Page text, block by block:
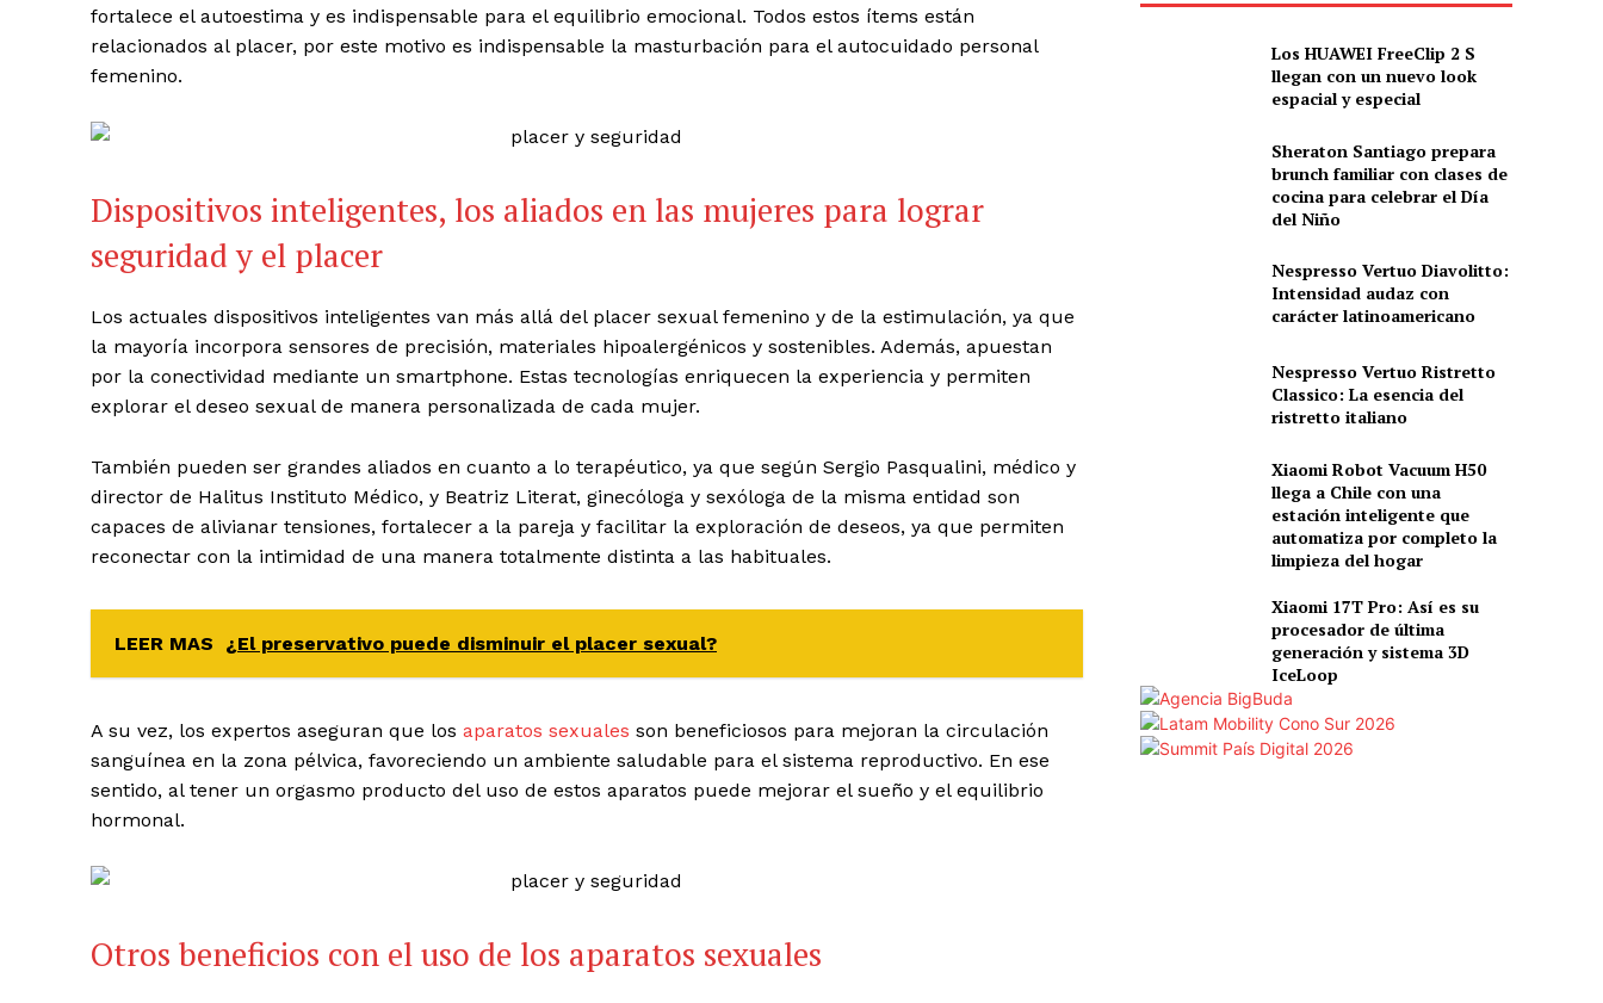
fortalece el autoestima y es indispensable para el equilibrio emocional. Todos estos ítems están
relacionados al placer, por este motivo es indispensable la masturbación para el autocuidado personal
femenino.
Dispositivos inteligentes, los aliados en las mujeres para lograr
seguridad y el placer
Los actuales dispositivos inteligentes van más allá del placer sexual femenino y de la estimulación, ya que
la mayoría incorpora sensores de precisión, materiales hipoalergénicos y sostenibles. Además, apuestan
por la conectividad mediante un smartphone. Estas tecnologías enriquecen la experiencia y permiten
explorar el deseo sexual de manera personalizada de cada mujer.
También pueden ser grandes aliados en cuanto a lo terapéutico, ya que según Sergio Pasqualini, médico y
director de Halitus Instituto Médico, y Beatriz Literat, ginecóloga y sexóloga de la misma entidad son
capaces de alivianar tensiones, fortalecer a la pareja y facilitar la exploración de deseos, ya que permiten
reconectar con la intimidad de una manera totalmente distinta a las habituales.
LEER MAS ¿El preservativo puede disminuir el placer sexual?
A su vez, los expertos aseguran que los aparatos sexuales son beneficiosos para mejoran la circulación
sanguínea en la zona pélvica, favoreciendo un ambiente saludable para el sistema reproductivo. En ese
sentido, al tener un orgasmo producto del uso de estos aparatos puede mejorar el sueño y el equilibrio
hormonal.
Otros beneficios con el uso de los aparatos sexuales
Los HUAWEI FreeClip 2 S
llegan con un nuevo look
espacial y especial
Sheraton Santiago prepara
brunch familiar con clases de
cocina para celebrar el Día
del Niño
Nespresso Vertuo Diavolitto:
Intensidad audaz con
carácter latinoamericano
Nespresso Vertuo Ristretto
Classico: La esencia del
ristretto italiano
Xiaomi Robot Vacuum H50
llega a Chile con una
estación inteligente que
automatiza por completo la
limpieza del hogar
Xiaomi 17T Pro: Así es su
procesador de última
generación y sistema 3D
IceLoop